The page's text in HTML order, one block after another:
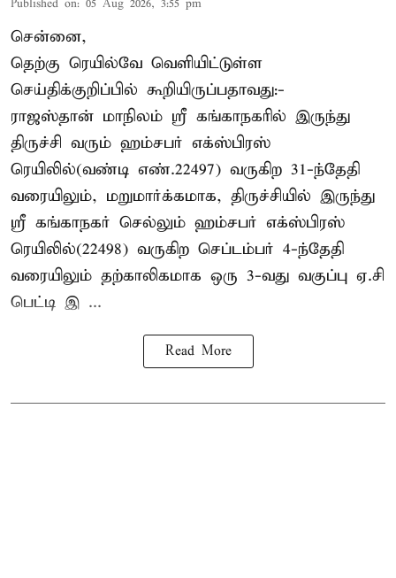
Published on: 05 Aug 2026, 3:55 pm
சென்னை,
தெற்கு ரெயில்வே வெளியிட்டுள்ள
செய்திக்குறிப்பில் கூறியிருப்பதாவது:-
ராஜஸ்தான் மாநிலம் ஸ்ரீ கங்காநகரில் இருந்து
திருச்சி வரும் ஹம்சபர் எக்ஸ்பிரஸ்
ரெயிலில்(வண்டி எண்.22497) வருகிற 31-ந்தேதி
வரையிலும், மறுமார்க்கமாக, திருச்சியில் இருந்து
ஸ்ரீ கங்காநகர் செல்லும் ஹம்சபர் எக்ஸ்பிரஸ்
ரெயிலில்(22498) வருகிற செப்டம்பர் 4-ந்தேதி
வரையிலும் தற்காலிகமாக ஒரு 3-வது வகுப்பு ஏ.சி
பெட்டி இ ...
Read More